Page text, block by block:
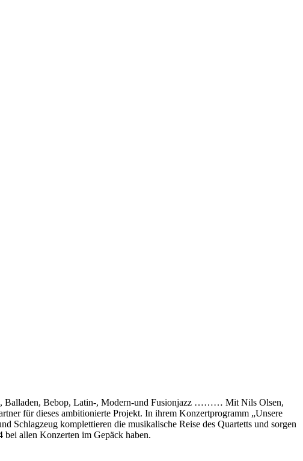
Balladen, Bebop, Latin-, Modern-und Fusionjazz ……… Mit Nils Olsen,
für dieses ambitionierte Projekt. In ihrem Konzertprogramm „Unsere
Schlagzeug komplettieren die musikalische Reise des Quartetts und sorgen
allen Konzerten im Gepäck haben.